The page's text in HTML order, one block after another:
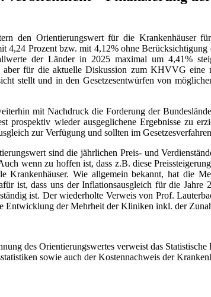
den Orientierungswert für die Krankenhäuser
4,24 Prozent bzw. mit 4,12% ohne
der Länder in 2025 maximal um 4,41%
aber für die aktuelle Diskussion zum KHVVG
stellt und in den Gesetzesentwürfen von
mit Nachdruck die Forderung der
prospektiv wieder ausgeglichene Ergebnisse zu
zur Verfügung und sollten im
sind die jährlichen Preis- und
wenn zu hoffen ist, dass z.B. diese
Krankenhäuser. Wie allgemein bekannt, hat die
ist, dass uns der Inflationsausgleich für die
ist. Der wiederholte Verweis von Prof.
Entwicklung der Mehrheit der Kliniken inkl. der
des Orientierungswertes verweist das
sowie auch der Kostennachweis der